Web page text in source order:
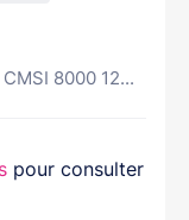
8000 12...
pour consulter